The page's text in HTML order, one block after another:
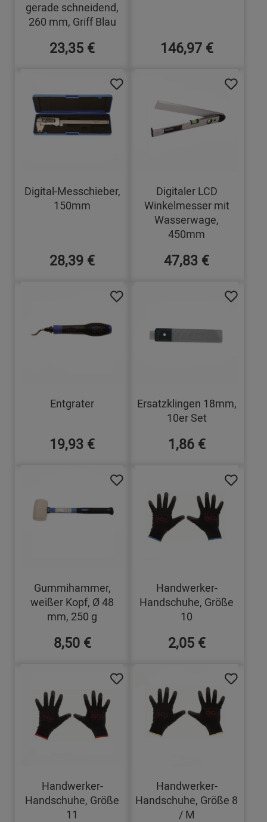
gerade schneidend,
260 mm, Griff Blau
23,35 € 146,97 €
Digital-Messchieber,
150mm
28,39 €
Digitaler LCD
Winkelmesser mit
Wasserwage,
450mm
47,83 €
Entgrater
19,93 €
Ersatzklingen 18mm,
10er Set
1,86 €
Gummihammer,
weißer Kopf, Ø 48
mm, 250 g
8,50 €
Handwerker-
Handschuhe, Größe
10
2,05 €
Handwerker-
Handschuhe, Größe
11
Handwerker-
Handschuhe, Größe 8
/ M